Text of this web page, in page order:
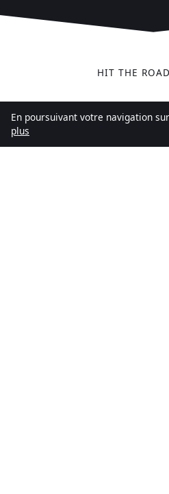
HIT THE
En poursuivant votre navigation
plus